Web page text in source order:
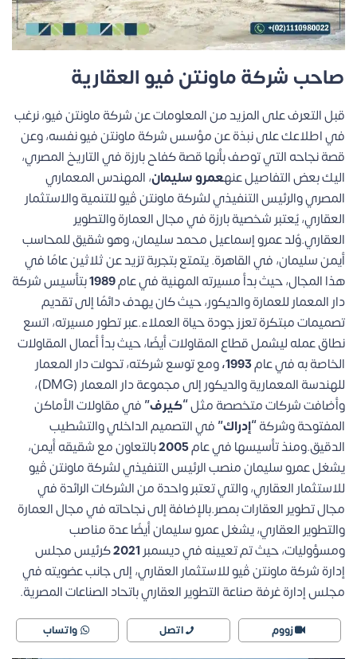
صاحب شركة ماونتن فيو العقارية
قبل التعرف على المزيد من المعلومات عن شركة ماونتن فيو، نرغب
في اطلاعك على نبذة عن مؤسس شركة ماونتن فيو نفسه، وعن
قصة نجاحه التي توصف بأنها قصة كفاح بارزة في التاريخ المصري،
اليك بعض التفاصيل عنهعمرو سليمان، المهندس المعماري
المصري والرئيس التنفيذي لشركة ماونتن ڤيو للتنمية والاستثمار
العقاري، يُعتبر شخصية بارزة في مجال العمارة والتطوير
العقاري.وُلد عمرو إسماعيل محمد سليمان، وهو شقيق للمحاسب
أيمن سليمان، في القاهرة. يتمتع بتجربة تزيد عن ثلاثين عامًا في
هذا المجال، حيث بدأ مسيرته المهنية في عام1989بتأسيس شركة
دار المعمار للعمارة والديكور، حيث كان يهدف دائمًا إلى تقديم
تصميمات مبتكرة تعزز جودة حياة العملاء.عبر تطور مسيرته، اتسع
نطاق عمله ليشمل قطاع المقاولات أيضًا، حيث بدأ أعمال المقاولات
الخاصة به في عام1993، ومع توسع شركته، تحولت دار المعمار
للهندسة المعمارية والديكور إلى مجموعة دار المعمار (DMG)،
وأضافت شركات متخصصة مثل“كيرف”في مقاولات الأماكن
المفتوحة وشركة“إدراك”في التصميم الداخلي والتشطيب
الدقيق.ومنذ تأسيسها في عام2005بالتعاون مع شقيقه أيمن،
يشغل عمرو سليمان منصب الرئيس التنفيذي لشركة ماونتن ڤيو
للاستثمار العقاري، والتي تعتبر واحدة من الشركات الرائدة في
مجال تطوير العقارات بمصر.بالإضافة إلى نجاحاته في مجال العمارة
والتطوير العقاري، يشغل عمرو سليمان أيضًا عدة مناصب
ومسؤوليات، حيث تم تعيينه في ديسمبر2021كرئيس مجلس
إدارة شركة ماونتن ڤيو للاستثمار العقاري، إلى جانب عضويته في
مجلس إدارة غرفة صناعة التطوير العقاري باتحاد الصناعات المصرية.
زووم اتصل واتساب